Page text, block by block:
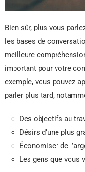
Bien sûr, plus vous
les bases de
meilleure
important pour votre
exemple, vous pouvez
parler plus tard,
Des objectifs au
Désirs d’une plus
Économiser de
Les gens que vous